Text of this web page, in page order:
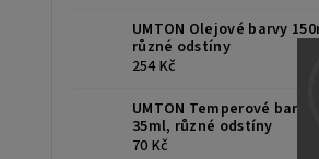
UMTON Olejové barvy
různé odstíny
254 Kč
UMTON Temperové barvy
35ml, různé odstíny
70 Kč